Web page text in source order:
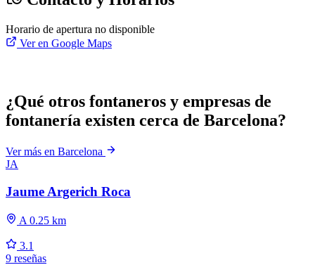
Horario de apertura no disponible
Ver en Google Maps
¿Qué otros fontaneros y empresas de
fontanería existen cerca de Barcelona?
Ver más en Barcelona
JA
Jaume Argerich Roca
A 0.25 km
3.1
9 reseñas